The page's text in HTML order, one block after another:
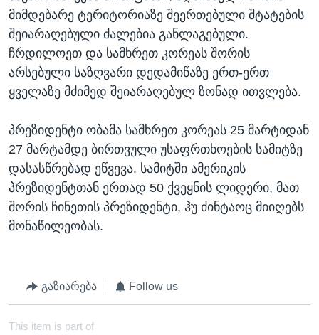
მიმდებარე ტერიტორიაზე შეერთებული შტატების
შეიარაღებული ძალებია განლაგებული.
ჩრდილოეთ და სამხრეთ კორეას შორის
არსებული საზღვარი დედამიწაზე ერთ-ერთ
ყველაზე მძიმედ შეიარაღებულ ზონად ითვლება.
პრეზიდენტი ობამა სამხრეთ კორეას 25 მარტიდან
27 მარტამდე ბირთვული უსაფრთხოების სამიტზე
დასასწრებად ეწვევა. სამიტში ამერიკის
პრეზიდენტთან ერთად 50 ქვეყნის ლიდერი, მათ
შორის ჩინეთის პრეზიდენტი, ჰუ ძინტაოც მიიღებს
მონაწილეობას.
გაზიარება Follow us
This item is part of